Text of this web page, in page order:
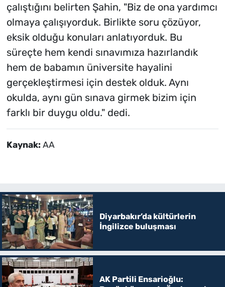
çalıştığını belirten Şahin, "Biz de ona yardımcı
olmaya çalışıyorduk. Birlikte soru çözüyor,
eksik olduğu konuları anlatıyorduk. Bu
süreçte hem kendi sınavımıza hazırlandık
hem de babamın üniversite hayalini
gerçekleştirmesi için destek olduk. Aynı
okulda, aynı gün sınava girmek bizim için
farklı bir duygu oldu." dedi.
Kaynak: AA
Diyarbakır’da kültürlerin
İngilizce buluşması
AK Partili Ensarioğlu: